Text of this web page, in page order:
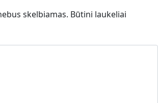
skelbiamas. Būtini laukeliai